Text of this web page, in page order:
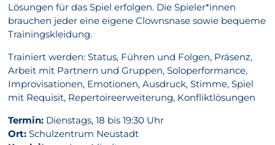
Lösungen für das Spiel erfolgen. Die Spieler*innen
brauchen jeder eine eigene Clownsnase sowie bequeme
Trainingskleidung.
Trainiert werden: Status, Führen und Folgen, Präsenz,
Arbeit mit Partnern und Gruppen, Soloperformance,
Improvisationen, Emotionen, Ausdruck, Stimme, Spiel
mit Requisit, Repertoireerweiterung, Konfliktlösungen
Termin: Dienstags, 18 bis 19:30 Uhr
Ort: Schulzentrum Neustadt